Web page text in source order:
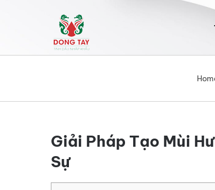
Giải Pháp Tạo Mùi
Sự